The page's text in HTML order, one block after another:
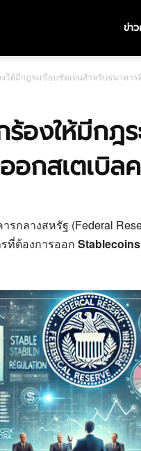
ข่า
งให้มีกฎระเบียบชัดเจนสำหรับธนาคา
ร้องให้มีกฎ
อกสเตเบิล
รกลางสหรัฐ (Federal
ที่ต้องการออก Stablecoins